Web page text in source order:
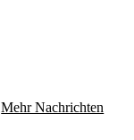
Mehr Nachrichten